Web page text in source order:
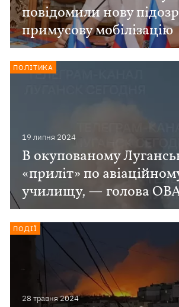
повідомили нову
примусову мобілізацію
19 липня 2024
В окупованому
«приліт» по
училищу, — голова
ПОЛІТИКА
28 травня 2024
ПОДІЇ